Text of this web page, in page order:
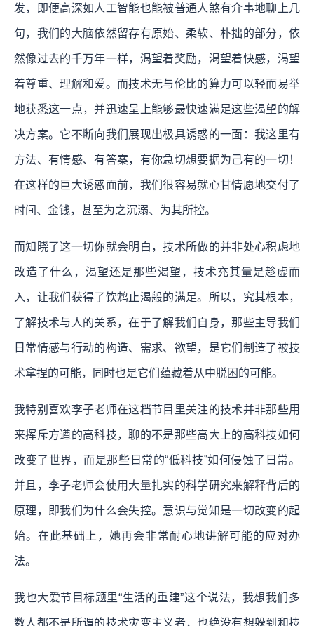
发，即便高深如人工智能也能被普通人煞有介事地聊上几
句，我们的大脑依然留存有原始、柔软、朴拙的部分，依
然像过去的千万年一样，渴望着奖励，渴望着快感，渴望
着尊重、理解和爱。而技术无与伦比的算力可以轻而易举
地获悉这一点，并迅速呈上能够最快速满足这些渴望的解
决方案。它不断向我们展现出极具诱惑的一面：我这里有
方法、有情感、有答案，有你急切想要据为己有的一切！
在这样的巨大诱惑面前，我们很容易就心甘情愿地交付了
时间、金钱，甚至为之沉溺、为其所控。
而知晓了这一切你就会明白，技术所做的并非处心积虑地
改造了什么，渴望还是那些渴望，技术充其量是趁虚而
入，让我们获得了饮鸩止渴般的满足。所以，究其根本，
了解技术与人的关系，在于了解我们自身，那些主导我们
日常情感与行动的构造、需求、欲望，是它们制造了被技
术拿捏的可能，同时也是它们蕴藏着从中脱困的可能。
我特别喜欢李子老师在这档节目里关注的技术并非那些用
来挥斥方遒的高科技，聊的不是那些高大上的高科技如何
改变了世界，而是那些日常的“低科技”如何侵蚀了日常。
并且，李子老师会使用大量扎实的科学研究来解释背后的
原理，即我们为什么会失控。 意识与觉知是一切改变的起
始。在此基础上，她再会非常耐心地讲解可能的应对办
法。
我也大爱节目标题里“生活的重建”这个说法，我想我们多
数人都不是所谓的技术灾变主义者，也绝没有想躲到和技